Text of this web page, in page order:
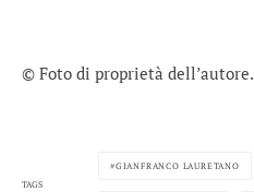
© Foto di proprietà dell’autore.
TAGS
GIANFRANCO LAURETANO